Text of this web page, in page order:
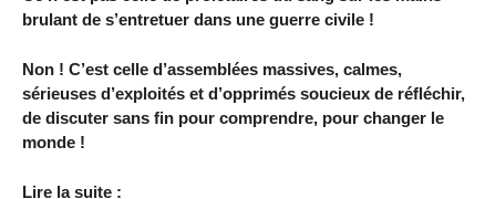
brulant de s’entretuer dans une guerre civile !
Non ! C’est celle d’assemblées massives, calmes,
sérieuses d’exploités et d’opprimés soucieux de réfléchir,
de discuter sans fin pour comprendre, pour changer le
monde !
Lire la suite :